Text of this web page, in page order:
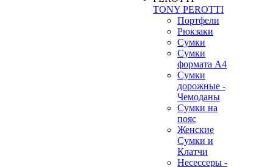
TONY PEROTTI
Портфели
Рюкзаки
Сумки
Сумки
формата А4
Сумки
дорожные -
Чемоданы
Сумки на
пояс
Женские
Сумки и
Клатчи
Несессеры -